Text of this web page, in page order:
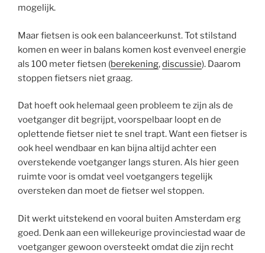
mogelijk.
Maar fietsen is ook een balanceerkunst. Tot stilstand
komen en weer in balans komen kost evenveel energie
als 100 meter fietsen (berekening,discussie). Daarom
stoppen fietsers niet graag.
Dat hoeft ook helemaal geen probleem te zijn als de
voetganger dit begrijpt, voorspelbaar loopt en de
oplettende fietser niet te snel trapt. Want een fietser is
ook heel wendbaar en kan bijna altijd achter een
overstekende voetganger langs sturen. Als hier geen
ruimte voor is omdat veel voetgangers tegelijk
oversteken dan moet de fietser wel stoppen.
Dit werkt uitstekend en vooral buiten Amsterdam erg
goed. Denk aan een willekeurige provinciestad waar de
voetganger gewoon oversteekt omdat die zijn recht